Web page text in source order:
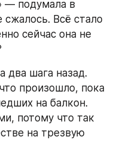
— подумала в
сжалось. Всё стало
сейчас она не
два шага назад.
произошло, пока
на балкон.
потому что так
на трезвую